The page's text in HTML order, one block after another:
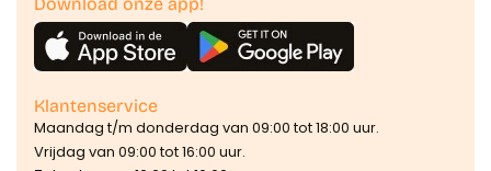
Klantenservice
Maandag t/m donderdag van 09:00 tot 18:00 uur.
Vrijdag van 09:00 tot 16:00 uur.